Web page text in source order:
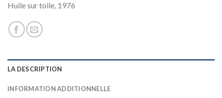
Huile sur toile, 1976
LA DESCRIPTION
INFORMATION ADDITIONNELLE